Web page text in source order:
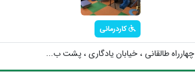
کاردرمانی
چهارراه طالقانی ، خیابان یادگاری ، پشت ب...